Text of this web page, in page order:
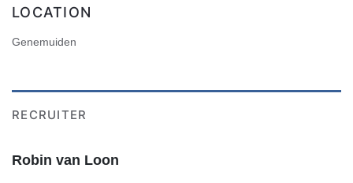
LOCATION
Genemuiden
RECRUITER
Robin van Loon